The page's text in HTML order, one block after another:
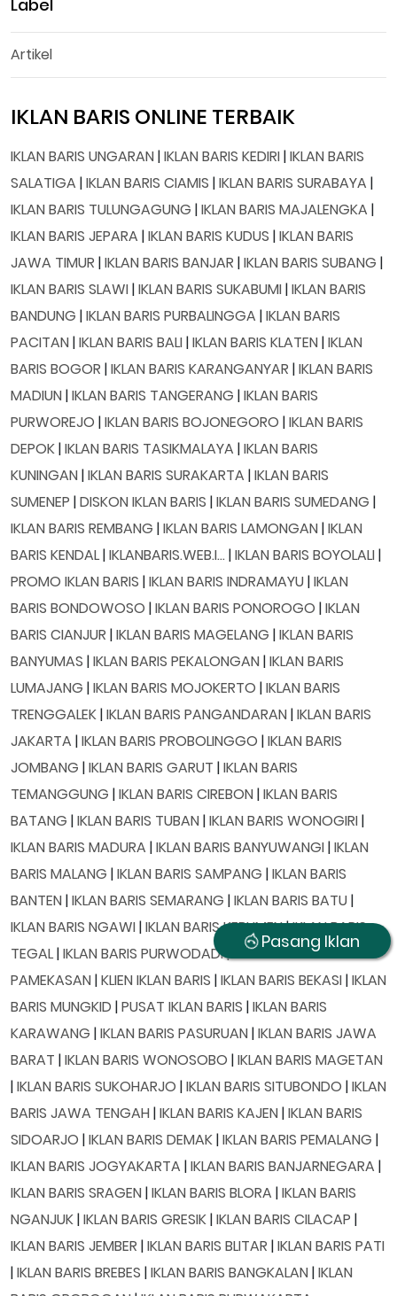
Label
Artikel
IKLAN BARIS ONLINE TERBAIK
IKLAN BARIS UNGARAN|IKLAN BARIS KEDIRI|IKLAN BARIS
SALATIGA |IKLAN BARIS CIAMIS |IKLAN BARIS SURABAYA |
IKLAN BARIS TULUNGAGUNG |IKLAN BARIS MAJALENGKA |
IKLAN BARIS JEPARA |IKLAN BARIS KUDUS |IKLAN BARIS
JAWA TIMUR |IKLAN BARIS BANJAR |IKLAN BARIS SUBANG |
IKLAN BARIS SLAWI|IKLAN BARIS SUKABUMI|IKLAN BARIS
BANDUNG |IKLAN BARIS PURBALINGGA |IKLAN BARIS
PACITAN|IKLAN BARIS BALI|IKLAN BARIS KLATEN|IKLAN
BARIS BOGOR |IKLAN BARIS KARANGANYAR |IKLAN BARIS
MADIUN|IKLAN BARIS TANGERANG |IKLAN BARIS
PURWOREJO |IKLAN BARIS BOJONEGORO |IKLAN BARIS
DEPOK|IKLAN BARIS TASIKMALAYA |IKLAN BARIS
KUNINGAN|IKLAN BARIS SURAKARTA |IKLAN BARIS
SUMENEP |DISKON IKLAN BARIS |IKLAN BARIS SUMEDANG |
IKLAN BARIS REMBANG |IKLAN BARIS LAMONGAN|IKLAN
BARIS KENDAL|IKLANBARIS.WEB.I...|IKLAN BARIS BOYOLALI|
PROMO IKLAN BARIS |IKLAN BARIS INDRAMAYU|IKLAN
BARIS BONDOWOSO |IKLAN BARIS PONOROGO |IKLAN
BARIS CIANJUR |IKLAN BARIS MAGELANG |IKLAN BARIS
BANYUMAS |IKLAN BARIS PEKALONGAN|IKLAN BARIS
LUMAJANG |IKLAN BARIS MOJOKERTO |IKLAN BARIS
TRENGGALEK|IKLAN BARIS PANGANDARAN|IKLAN BARIS
JAKARTA |IKLAN BARIS PROBOLINGGO |IKLAN BARIS
JOMBANG |IKLAN BARIS GARUT |IKLAN BARIS
TEMANGGUNG |IKLAN BARIS CIREBON|IKLAN BARIS
BATANG |IKLAN BARIS TUBAN|IKLAN BARIS WONOGIRI|
IKLAN BARIS MADURA |IKLAN BARIS BANYUWANGI|IKLAN
BARIS MALANG |IKLAN BARIS SAMPANG |IKLAN BARIS
BANTEN|IKLAN BARIS SEMARANG |IKLAN BARIS BATU|
IKLAN BARIS NGAWI|IKLAN BARIS KEBUMEN|IKLAN BARIS
TEGAL|IKLAN BARIS PURWODADI|IKLAN BARIS
PAMEKASAN|KLIEN IKLAN BARIS |IKLAN BARIS BEKASI|IKLAN
BARIS MUNGKID |PUSAT IKLAN BARIS |IKLAN BARIS
KARAWANG |IKLAN BARIS PASURUAN|IKLAN BARIS JAWA
BARAT |IKLAN BARIS WONOSOBO |IKLAN BARIS MAGETAN
|IKLAN BARIS SUKOHARJO |IKLAN BARIS SITUBONDO |IKLAN
BARIS JAWA TENGAH|IKLAN BARIS KAJEN|IKLAN BARIS
SIDOARJO |IKLAN BARIS DEMAK|IKLAN BARIS PEMALANG |
IKLAN BARIS JOGYAKARTA |IKLAN BARIS BANJARNEGARA |
IKLAN BARIS SRAGEN|IKLAN BARIS BLORA |IKLAN BARIS
NGANJUK|IKLAN BARIS GRESIK|IKLAN BARIS CILACAP |
IKLAN BARIS JEMBER |IKLAN BARIS BLITAR |IKLAN BARIS PATI
|IKLAN BARIS BREBES |IKLAN BARIS BANGKALAN|IKLAN
Pasang Iklan